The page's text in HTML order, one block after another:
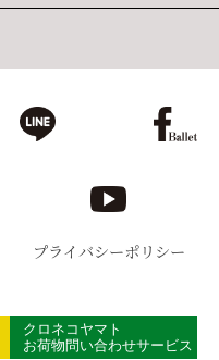
プライバシーポリシー
クロネコヤマト
お荷物問い合わせサービス